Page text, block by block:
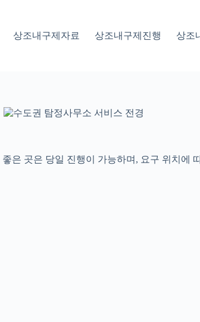
상조내구제자료 상조내구제진행 상조
은 곳은 당일 진행이 가능하며, 요구 위치에